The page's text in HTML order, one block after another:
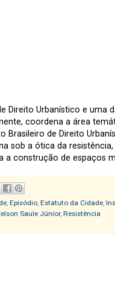
Direito Urbanístico e uma
coordena a área
de Direito
sob a ótica da
a construção de espaços
, Episódio, Estatuto da Cidade,
Saule Júnior, Resistência